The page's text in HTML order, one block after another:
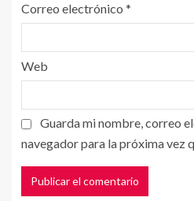
Correo electrónico *
Web
Guarda mi nombre, correo
navegador para la próxima vez